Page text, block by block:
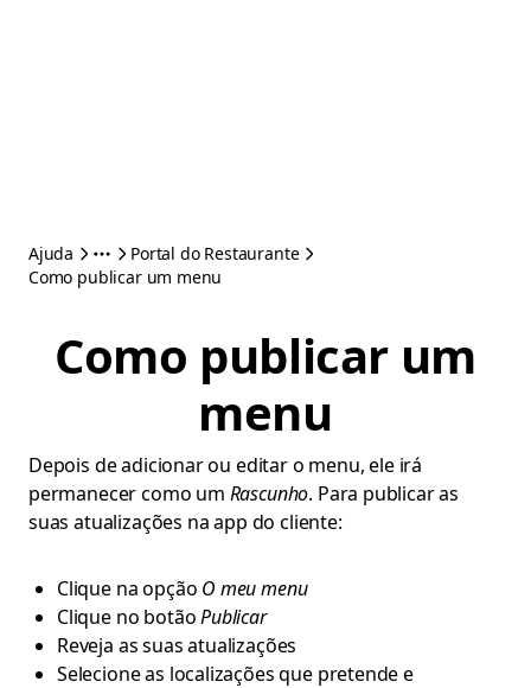
Ajuda
Portal do Restaurante
Como publicar um menu
Como publicar um
menu
Depois de adicionar ou editar o menu, ele irá
permanecer como um Rascunho. Para publicar as
suas atualizações na app do cliente:
Clique na opção O meu menu
Clique no botãoPublicar
Reveja as suas atualizações
Selecione as localizações que pretende e